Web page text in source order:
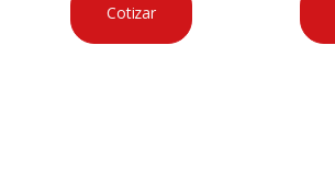
Cotizar